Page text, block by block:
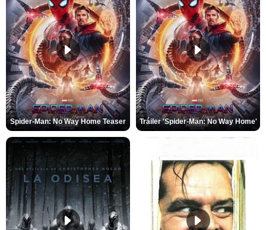
Spider-Man: No Way Home Teaser Tráiler 'Spider-Man: No Way Home'